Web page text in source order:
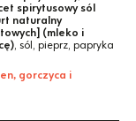
spirytusowy sól
naturalny
(mleko i
, sól, pieprz, papryka
gorczyca i